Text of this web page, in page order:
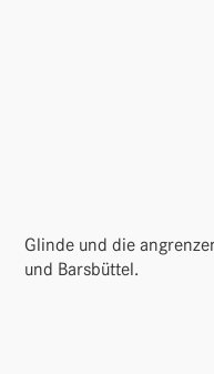
Glinde und die
und Barsbüttel.